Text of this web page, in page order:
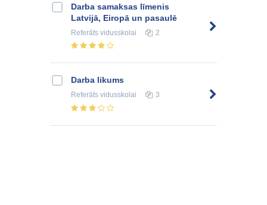
Darba samaksas līmenis
Latvijā, Eiropā un pasaulē
Referāts vidusskolai 2
Darba likums
Referāts vidusskolai 3